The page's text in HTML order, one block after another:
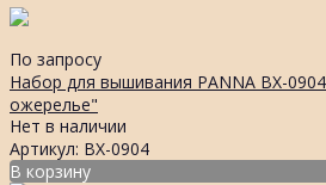
По запросу
Набор для вышивания PANNA ВХ-
ожерелье"
Нет в наличии
Артикул: ВХ-0904
В корзину